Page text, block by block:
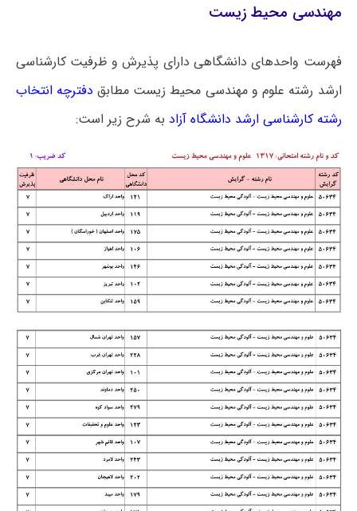
مهندسی محیط زیست
فهرست واحدهای دانشگاهی دارای پذیرش و ظرفیت کارشناسی
ارشد رشته علوم و مهندسی محیط زیست مطابق دفترچه انتخاب
رشته کارشناسی ارشد دانشگاه آزاد به شرح زیر است: